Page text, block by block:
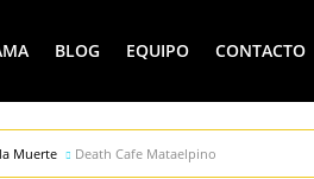
BLOG EQUIPO CONTACTO
Muerte Death Cafe Mataelpino